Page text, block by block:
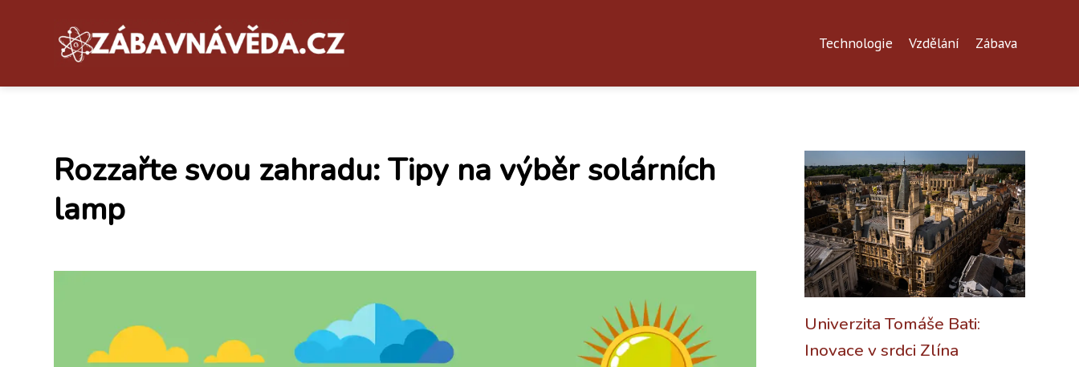
Technologie Vzdělání Zábava
Rozzařte svou zahradu: Tipy na výběr solárních
lamp
Univerzita Tomáše Bati:
Inovace v srdci Zlína